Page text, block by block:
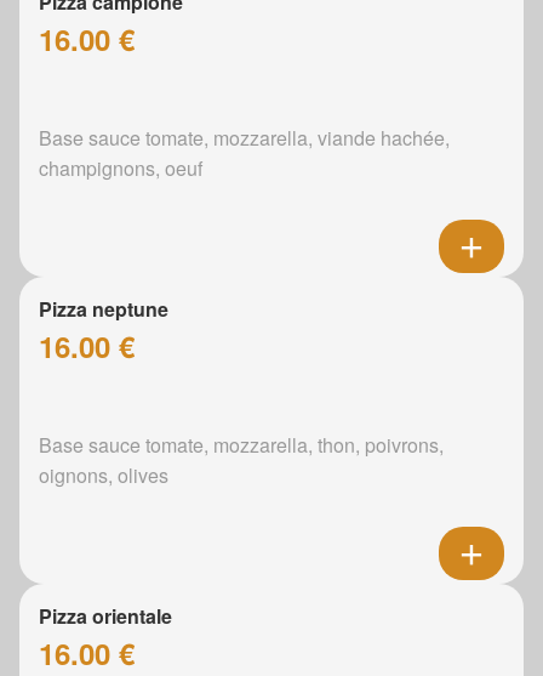
16.00 €
Base sauce tomate, mozzarella, viande hachée,
champignons, oeuf
Pizza neptune
16.00 €
Base sauce tomate, mozzarella, thon, poivrons,
oignons, olives
Pizza orientale
16.00 €